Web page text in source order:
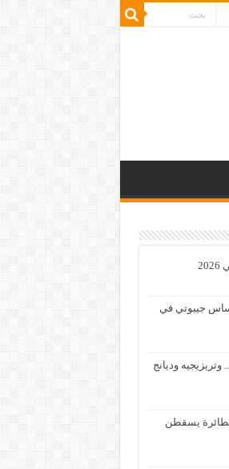
جيبوتي في
وتريزيجيه وديانج
يسقطن